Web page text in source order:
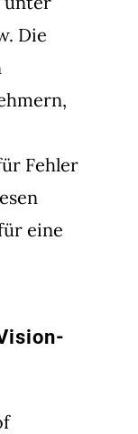
Die
Fehler
eine